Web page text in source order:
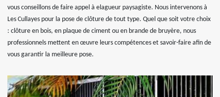
vous conseillons de faire appel à elagueur paysagiste. Nous intervenons à
Les Cullayes pour la pose de clôture de tout type. Quel que soit votre choix
: clôture en bois, en plaque de ciment ou en brande de bruyère, nous
professionnels mettent en œuvre leurs compétences et savoir-faire afin de
vous garantir la meilleure pose.